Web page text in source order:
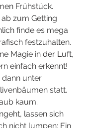
Frühstück.
zum Getting
finde es mega
festzuhalten.
Magie in der Luft,
einfach erkennt!
dann unter
statt.
kaum.
lassen sich
nicht lumpen: Ein